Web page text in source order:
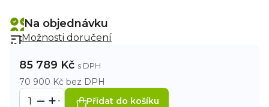
Na objednávku
Možnosti doručení
85 789 Kč
70 900 Kč bez DPH
Přidat do košíku